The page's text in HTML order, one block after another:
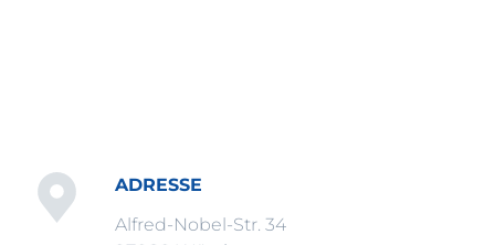
ADRESSE
Alfred-Nobel-Str. 34